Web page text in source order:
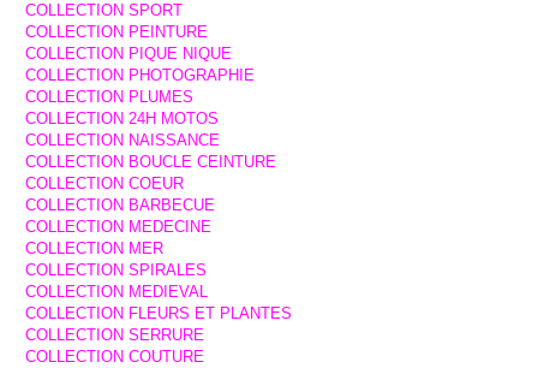
COLLECTION SPORT
COLLECTION PEINTURE
COLLECTION PIQUE NIQUE
COLLECTION PHOTOGRAPHIE
COLLECTION PLUMES
COLLECTION 24H MOTOS
COLLECTION NAISSANCE
COLLECTION BOUCLE CEINTURE
COLLECTION COEUR
COLLECTION BARBECUE
COLLECTION MEDECINE
COLLECTION MER
COLLECTION SPIRALES
COLLECTION MEDIEVAL
COLLECTION FLEURS ET PLANTES
COLLECTION SERRURE
COLLECTION COUTURE